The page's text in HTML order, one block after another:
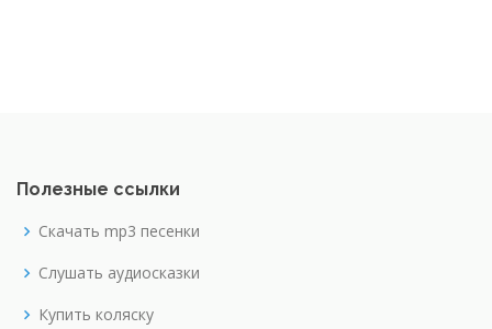
Полезные ссылки
Скачать mp3 песенки
Слушать аудиосказки
Купить коляску